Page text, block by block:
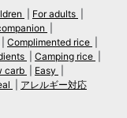
For adults
Complimented rice
Camping rice
carb
Easy
アレルギー対応